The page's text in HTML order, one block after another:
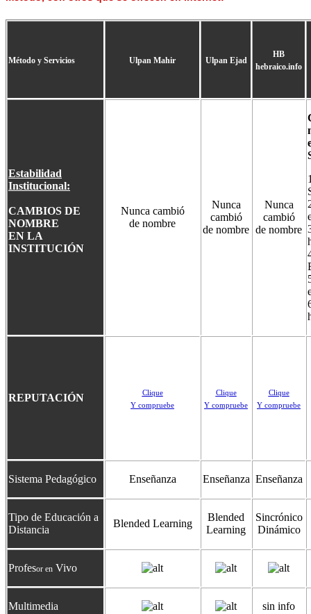
Método y Servicios Ulpan Mahir Ulpan Ejad
HB
hebraico.info
Estabilidad
Institucional:
CAMBIOS DE
NOMBRE
EN LA
INSTITUCIÓN
Nunca cambió
de nombre
Nunca
cambió
de nombre
Nunca
cambió
de nombre
REPUTACIÓN
Clique
Y compruebe
Clique
Y compruebe
Clique
Y compruebe
Sistema Pedagógico Enseñanza Enseñanza Enseñanza
Tipo de Educación a
Distancia
Blended Learning
Blended
Learning
Sincrónico
Dinámico
Profesor en Vivo
Multimedia sin info